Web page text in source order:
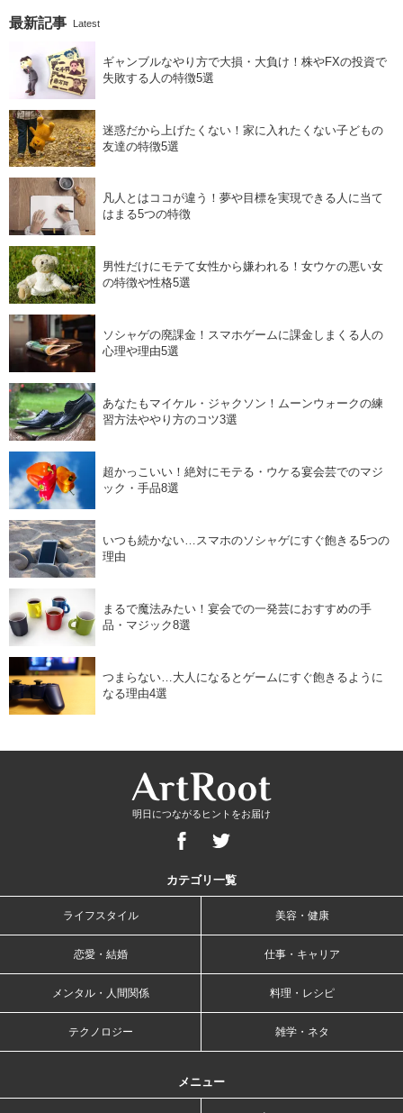
最新記事 Latest
ギャンブルなやり方で大損・大負け！株やFXの投資で
失敗する人の特徴5選
迷惑だから上げたくない！家に入れたくない子どもの
友達の特徴5選
凡人とはココが違う！夢や目標を実現できる人に当て
はまる5つの特徴
男性だけにモテて女性から嫌われる！女ウケの悪い女
の特徴や性格5選
ソシャゲの廃課金！スマホゲームに課金しまくる人の
心理や理由5選
あなたもマイケル・ジャクソン！ムーンウォークの練
習方法ややり方のコツ3選
超かっこいい！絶対にモテる・ウケる宴会芸でのマジ
ック・手品8選
いつも続かない…スマホのソシャゲにすぐ飽きる5つの
理由
まるで魔法みたい！宴会での一発芸におすすめの手
品・マジック8選
つまらない…大人になるとゲームにすぐ飽きるように
なる理由4選
明日につながるヒントをお届け
カテゴリ一覧
ライフスタイル 美容・健康
恋愛・結婚 仕事・キャリア
メンタル・人間関係 料理・レシピ
テクノロジー 雑学・ネタ
メニュー